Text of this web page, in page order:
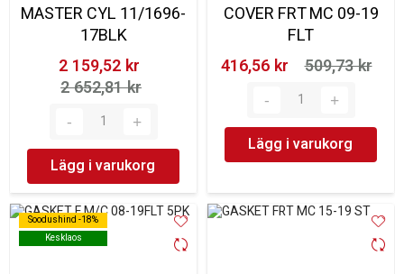
MASTER CYL 11/1696-
17BLK
2 159,52 kr‎
2 652,81 kr‎
Lägg i varukorg
COVER FRT MC 09-19
FLT
416,56 kr‎
509,73 kr‎
Lägg i varukorg
Soodushind -18%
Kesklaos
Soodushind -18%
Kesklaos